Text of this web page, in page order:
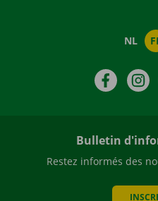
NL
Bulletin
Restez informés des